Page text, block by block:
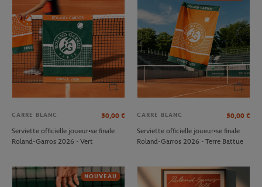
CARRE BLANC 50,00 €
Serviette officielle joueur•se finale
Roland-Garros 2026 - Vert
CARRE BLANC 50,00 €
Serviette officielle joueur•se finale
Roland-Garros 2026 - Terre Battue
NOUVEAU